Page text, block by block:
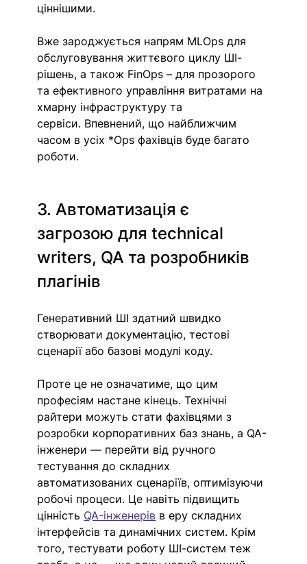
ціннішими.
Вже зароджується напрям MLOps для
обслуговування життєвого циклу ШІ-
рішень, а також FinOps – для прозорого
та ефективного управління витратами на
хмарну інфраструктуру та
сервіси. Впевнений, що найближчим
часом в усіх *Ops фахівців буде багато
роботи.
3. Автоматизація є
загрозою для technical
writers, QA та розробників
плагінів
Генеративний ШІ здатний швидко
створювати документацію, тестові
сценарії або базові модулі коду.
Проте це не означатиме, що цим
професіям настане кінець. Технічні
райтери можуть стати фахівцями з
розробки корпоративних баз знань, а QA-
інженери — перейти від ручного
тестування до складних
автоматизованих сценаріїв, оптимізуючи
робочі процеси. Це навіть підвищить
цінність QA-інженерів в еру складних
інтерфейсів та динамічних систем. Крім
того, тестувати роботу ШІ-систем теж